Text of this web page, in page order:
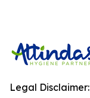
Legal Disclaimer: